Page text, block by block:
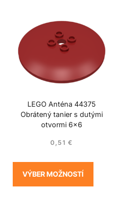
LEGO Anténa 44375
Obrátený tanier s dutými
otvormi 6×6
0,51 €
VÝBER MOŽNOSTÍ